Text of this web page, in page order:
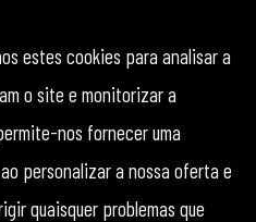
estes cookies para analisar a
o site e monitorizar a
nos fornecer uma
personalizar a nossa oferta e
quaisquer problemas que